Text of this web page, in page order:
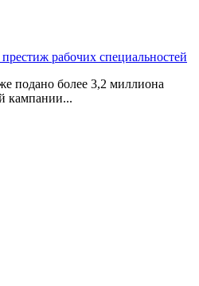
рабочих специальностей
подано более 3,2 миллиона
кампании...